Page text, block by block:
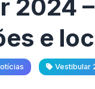
2024
e
Vestibular